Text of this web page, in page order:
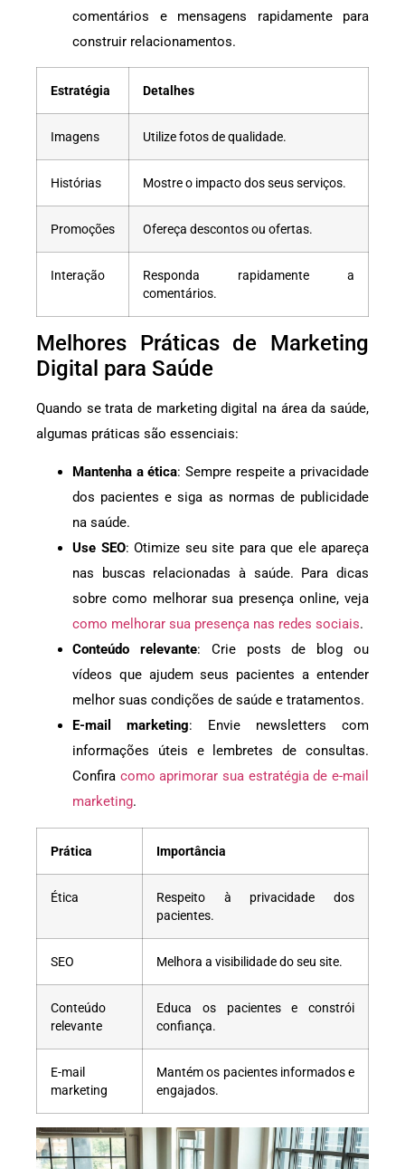
comentários e mensagens rapidamente para
construir relacionamentos.
Estratégia Detalhes
Imagens Utilize fotos de qualidade.
Histórias Mostre o impacto dos seus serviços.
Promoções Ofereça descontos ou ofertas.
Interação
Responda rapidamente a
comentários.
Melhores Práticas de Marketing
Digital para Saúde
Quando se trata de marketing digital na área da saúde,
algumas práticas são essenciais:
Mantenha a ética: Sempre respeite a privacidade
dos pacientes e siga as normas de publicidade
na saúde.
Use SEO: Otimize seu site para que ele apareça
nas buscas relacionadas à saúde. Para dicas
sobre como melhorar sua presença online, veja
como melhorar sua presença nas redes sociais.
Conteúdo relevante: Crie posts de blog ou
vídeos que ajudem seus pacientes a entender
melhor suas condições de saúde e tratamentos.
E-mail marketing: Envie newsletters com
informações úteis e lembretes de consultas.
Confira como aprimorar sua estratégia de e-mail
marketing.
Prática Importância
Ética
Respeito à privacidade dos
pacientes.
SEO Melhora a visibilidade do seu site.
Conteúdo
relevante
Educa os pacientes e constrói
confiança.
E-mail
marketing
Mantém os pacientes informados e
engajados.